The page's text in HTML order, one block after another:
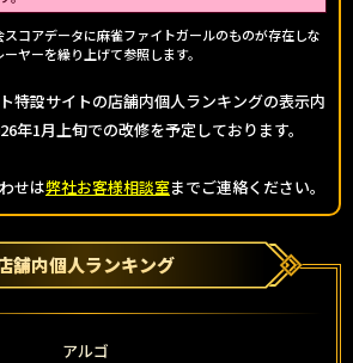
スコアデータに麻雀ファイトガールのものが存在しな
ヤーを繰り上げて参照します。
特設サイトの店舗内個人ランキングの表示内
年1月上旬での改修を予定しております。
せは弊社お客様相談室までご連絡ください。
舗内個人ランキング
アルゴ